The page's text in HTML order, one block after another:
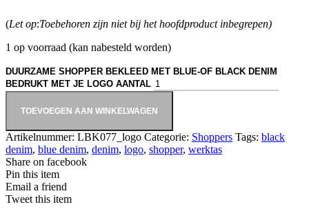
(Let op:Toebehoren zijn niet bij het hoofdproduct inbegrepen)
1 op voorraad (kan nabesteld worden)
DUURZAME SHOPPER BEKLEED MET BLUE-OF BLACK DENIM
BEDRUKT MET JE LOGO AANTAL
TOEVOEGEN AAN WINKELWAGEN
Artikelnummer: LBK077_logo Categorie: Shoppers Tags: black
denim, blue denim, denim, logo, shopper, werktas
Share on facebook
Pin this item
Email a friend
Tweet this item